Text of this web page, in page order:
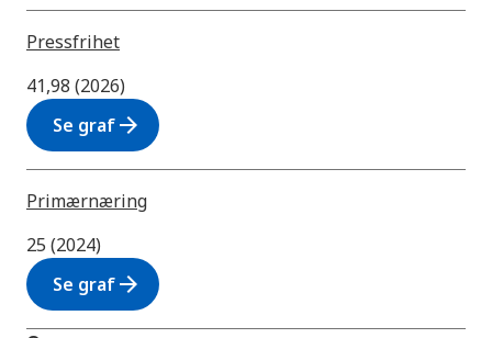
Pressfrihet
41,98 (2026)
Se grafarrow_forward
Primærnæring
25 (2024)
Se grafarrow_forward